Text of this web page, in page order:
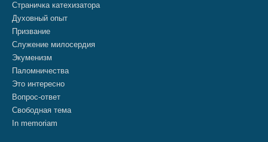
Страничка катехизатора
Духовный опыт
Призвание
Служение милосердия
Экуменизм
Паломничества
Это интересно
Вопрос-ответ
Свободная тема
In memoriam